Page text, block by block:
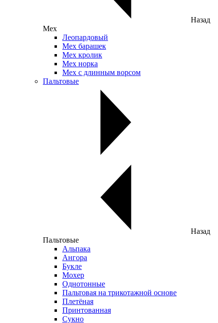
Назад
Мех
Леопардовый
Мех барашек
Мех кролик
Мех норка
Мех с длинным ворсом
Пальтовые
Назад
Пальтовые
Альпака
Ангора
Букле
Мохер
Однотонные
Пальтовая на трикотажной основе
Плетёная
Принтованная
Сукно